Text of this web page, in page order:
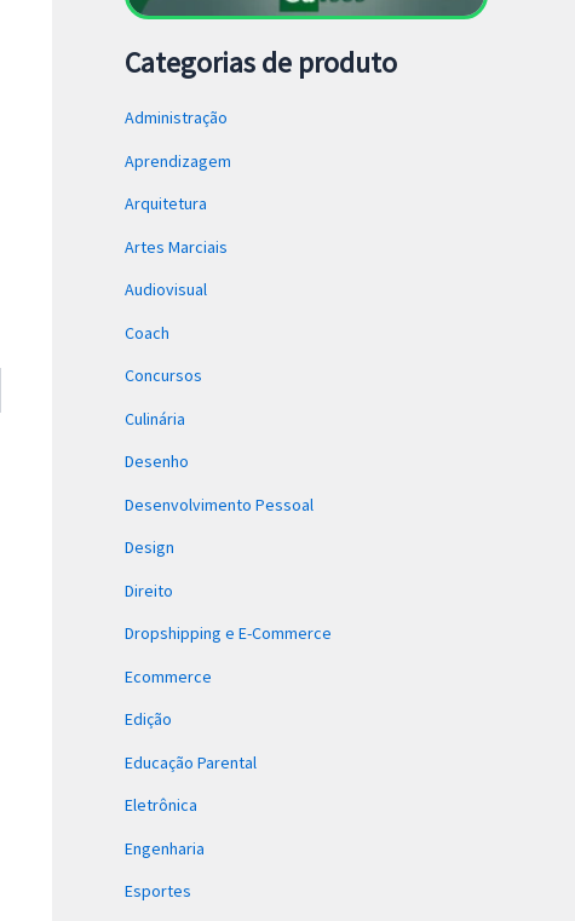
Categorias de produto
Administração
Aprendizagem
Arquitetura
Artes Marciais
Audiovisual
Coach
Concursos
Culinária
Desenho
Desenvolvimento Pessoal
Design
Direito
Dropshipping e E-Commerce
Ecommerce
Edição
Educação Parental
Eletrônica
Engenharia
Esportes